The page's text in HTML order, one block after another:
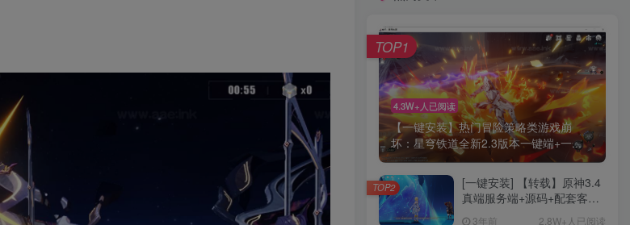
4.3W+人已阅读
【一键安装】热门冒险策略类游戏崩
坏：星穹铁道全新2.3版本一键端+一...
TOP1
[一键安装] 【转载】原神3.4
真端服务端+源码+配套客户
3年前 2.8W+人已阅读
TOP2